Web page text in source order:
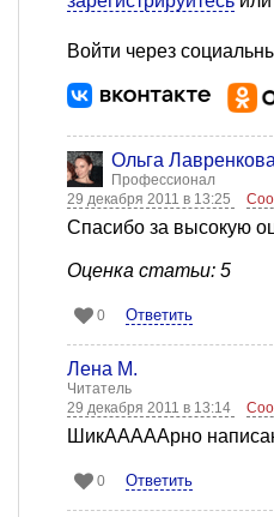
Войти через
Ольга Лавренкова
Профессионал
29 декабря 2011 в 13:25
Спасибо за высокую
Оценка статьи: 5
0 Ответить
Лена М.
Читатель
29 декабря 2011 в 13:14
ШикАААААрно
0 Ответить